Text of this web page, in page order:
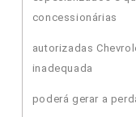
concessionárias
autorizadas
inadequada
poderá gerar a